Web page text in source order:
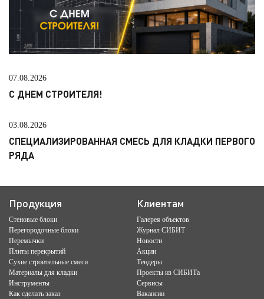
07.08.2026
С ДНЕМ СТРОИТЕЛЯ!
03.08.2026
СПЕЦИАЛИЗИРОВАННАЯ СМЕСЬ ДЛЯ КЛАДКИ ПЕРВОГО
РЯДА
Продукция
Стеновые блоки
Перегородочные блоки
Перемычки
Плиты перекрытий
Сухие строительные смеси
Материалы для кладки
Инструменты
Как сделать заказ
Клиентам
Галерея объектов
Журнал СИБИТ
Новости
Акции
Тендеры
Проекты из СИБИТа
Сервисы
Вакансии